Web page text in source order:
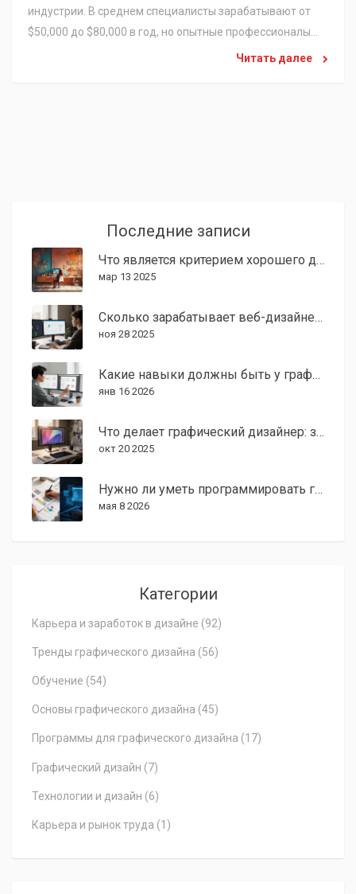
индустрии. В среднем специалисты зарабатывают от
$50,000 до $80,000 в год, но опытные профессионалы
могут получать и больше. Фрилансеры, работающие на
Читать далее
Последние записи
Что является критерием хорошего дизайна?
мар 13 2025
Сколько зарабатывает веб-дизайнер в 2024 году: реальные цифры по регионам и опыту
ноя 28 2025
Какие навыки должны быть у графического дизайнера в 2026 году
янв 16 2026
Что делает графический дизайнер: задачи, навыки и карьерный путь
окт 20 2025
Нужно ли уметь программировать графическому дизайнеру в 2026 году?
мая 8 2026
Категории
Карьера и заработок в дизайне (92)
Тренды графического дизайна (56)
Обучение (54)
Основы графического дизайна (45)
Программы для графического дизайна (17)
Графический дизайн (7)
Технологии и дизайн (6)
Карьера и рынок труда (1)